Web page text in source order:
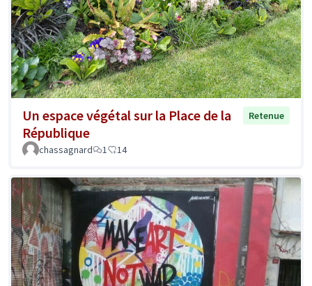
Un espace végétal sur la Place de la
République
Retenue
chassagnard 1 14